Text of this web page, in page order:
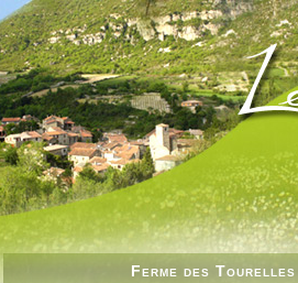
Ferme des Tourelles